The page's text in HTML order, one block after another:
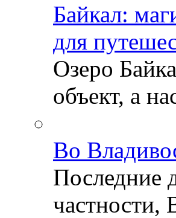
Байкал:
для
Озеро
объект, а
Во
Последние
частности,